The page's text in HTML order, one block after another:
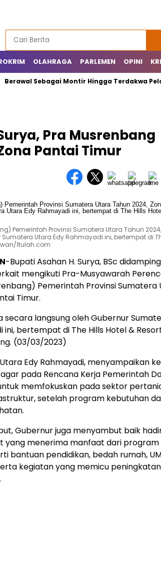
OLAHRAGA PARLEMEN OPINI
Berawal Sebagai Montir Hingga Terdakwa
Pra Musrenbang
Pantai Timur
Pemerintah Provinsi Sumatera Utara Tahun
Utara Edy Rahmayadi ini, bertempat di
1tulah.com
-Bupati Asahan H. Surya, BSc
mengikuti Pra-Musyawarah
Pemerintah Provinsi Sumatera
Timur.
secara langsung oleh Gubernur
ini, bertempat di The Hills Hotel &
(03/03/2023)
Edy Rahmayadi, menyampaikan
pada Rencana Kerja Pemerintah
memfokuskan pada sektor
setelah program kebutuhan
Gubernur juga menyambut baik
yang menerima manfaat dari program
bantuan pendidikan, bedah rumah,
kegiatan yang memicu peningkatan